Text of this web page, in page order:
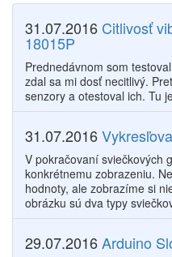
31.07.2016 Citlivosť
18015P
Prednedávnom som
zdal sa mi dosť necitlivý.
senzory a otestoval ich. Tu
31.07.2016
V pokračovaní sviečkových
konkrétnemu zobrazeniu.
hodnoty, ale zobrazíme si
obrázku sú dva typy
29.07.2016Arduino